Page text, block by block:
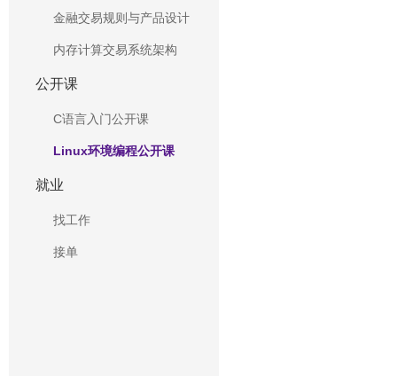
金融交易规则与产品设计
内存计算交易系统架构
公开课
C语言入门公开课
Linux环境编程公开课
就业
找工作
接单